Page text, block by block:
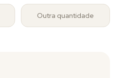
Outra quantidade